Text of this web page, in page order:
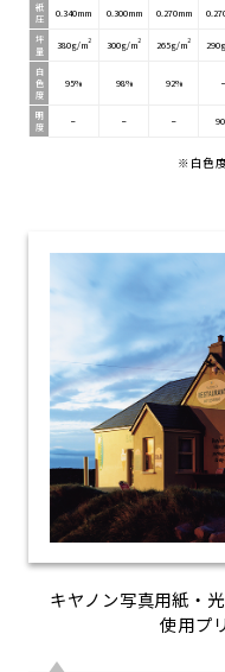
紙
圧
0.340mm 0.300mm 0.270mm
坪
量
380g/m2 300g/m2 265g/m2
白
色
度
95% 98% 92% −
明
度
− − −
※白色
キヤノン写真用紙・
使用プ